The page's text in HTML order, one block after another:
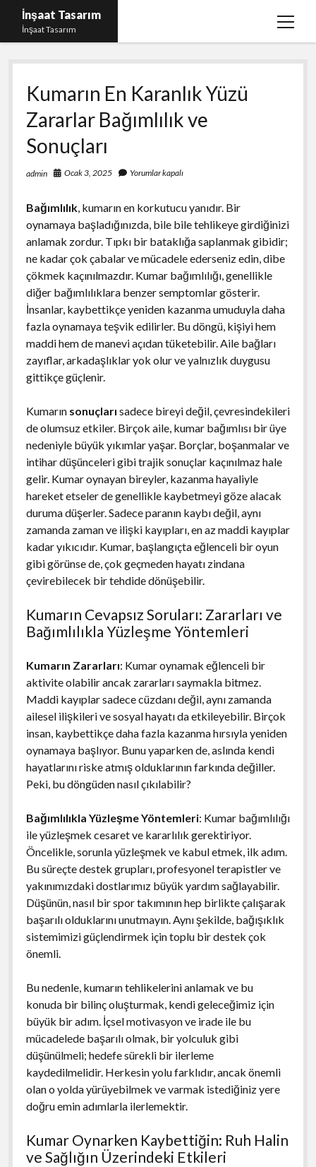
İnşaat Tasarım
İnşaat Tasarım
menüyü
Instagram Gizli Hesap Bakma
Instagram Türk Takipçi Yükleme Ücretsiz
Liste
Sayfa Listesi
Tumblr Takipçi Hilesi Bedava Şifresiz
Kumarın En Karanlık Yüzü
Zararlar Bağımlılık ve
Sonuçları
admin Ocak 3, 2025 Yorumlar kapalı
Bağımlılık, kumarın en korkutucu yanıdır. Bir
oynamaya başladığınızda, bile bile tehlikeye girdiğinizi
anlamak zordur. Tıpkı bir bataklığa saplanmak gibidir;
ne kadar çok çabalar ve mücadele ederseniz edin, dibe
çökmek kaçınılmazdır. Kumar bağımlılığı, genellikle
diğer bağımlılıklara benzer semptomlar gösterir.
İnsanlar, kaybettikçe yeniden kazanma umuduyla daha
fazla oynamaya teşvik edilirler. Bu döngü, kişiyi hem
maddi hem de manevi açıdan tüketebilir. Aile bağları
zayıflar, arkadaşlıklar yok olur ve yalnızlık duygusu
gittikçe güçlenir.
Kumarın sonuçları sadece bireyi değil, çevresindekileri
de olumsuz etkiler. Birçok aile, kumar bağımlısı bir üye
nedeniyle büyük yıkımlar yaşar. Borçlar, boşanmalar ve
intihar düşünceleri gibi trajik sonuçlar kaçınılmaz hale
gelir. Kumar oynayan bireyler, kazanma hayaliyle
hareket etseler de genellikle kaybetmeyi göze alacak
duruma düşerler. Sadece paranın kaybı değil, aynı
zamanda zaman ve ilişki kayıpları, en az maddi kayıplar
kadar yıkıcıdır. Kumar, başlangıçta eğlenceli bir oyun
gibi görünse de, çok geçmeden hayatı zindana
çevirebilecek bir tehdide dönüşebilir.
Kumarın Cevapsız Soruları: Zararları ve
Bağımlılıkla Yüzleşme Yöntemleri
Kumarın Zararları: Kumar oynamak eğlenceli bir
aktivite olabilir ancak zararları saymakla bitmez.
Maddi kayıplar sadece cüzdanı değil, aynı zamanda
ailesel ilişkileri ve sosyal hayatı da etkileyebilir. Birçok
insan, kaybettikçe daha fazla kazanma hırsıyla yeniden
oynamaya başlıyor. Bunu yaparken de, aslında kendi
hayatlarını riske atmış olduklarının farkında değiller.
Peki, bu döngüden nasıl çıkılabilir?
Bağımlılıkla Yüzleşme Yöntemleri: Kumar bağımlılığı
ile yüzleşmek cesaret ve kararlılık gerektiriyor.
Öncelikle, sorunla yüzleşmek ve kabul etmek, ilk adım.
Bu süreçte destek grupları, profesyonel terapistler ve
yakınımızdaki dostlarımız büyük yardım sağlayabilir.
Düşünün, nasıl bir spor takımının hep birlikte çalışarak
başarılı olduklarını unutmayın. Aynı şekilde, bağışıklık
sistemimizi güçlendirmek için toplu bir destek çok
önemli.
Bu nedenle, kumarın tehlikelerini anlamak ve bu
konuda bir bilinç oluşturmak, kendi geleceğimiz için
büyük bir adım. İçsel motivasyon ve irade ile bu
mücadelede başarılı olmak, bir yolculuk gibi
düşünülmeli; hedefe sürekli bir ilerleme
kaydedilmelidir. Herkesin yolu farklıdır, ancak önemli
olan o yolda yürüyebilmek ve varmak istediğiniz yere
doğru emin adımlarla ilerlemektir.
Kumar Oynarken Kaybettiğin: Ruh Halin
ve Sağlığın Üzerindeki Etkileri